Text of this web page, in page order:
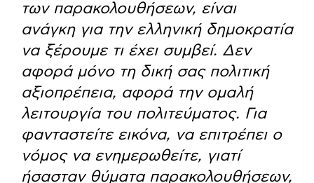
των παρακολουθήσεων, είναι
ανάγκη για την ελληνική δημοκρατία
να ξέρουμε τι έχει συμβεί. Δεν
αφορά μόνο τη δική σας πολιτική
αξιοπρέπεια, αφορά την ομαλή
λειτουργία του πολιτεύματος. Για
φανταστείτε εικόνα, να επιτρέπει ο
νόμος να ενημερωθείτε, γιατί
ήσασταν θύματα παρακολουθήσεων,